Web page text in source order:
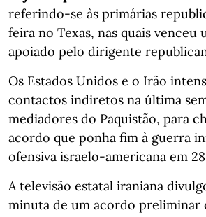
referindo-se às primárias
feira no Texas, nas quais venceu
apoiado pelo dirigente
Os Estados Unidos e o Irão
contactos indiretos na última
mediadores do Paquistão, para
acordo que ponha fim à guerra
ofensiva israelo-americana em
A televisão estatal iraniana
minuta de um acordo preliminar